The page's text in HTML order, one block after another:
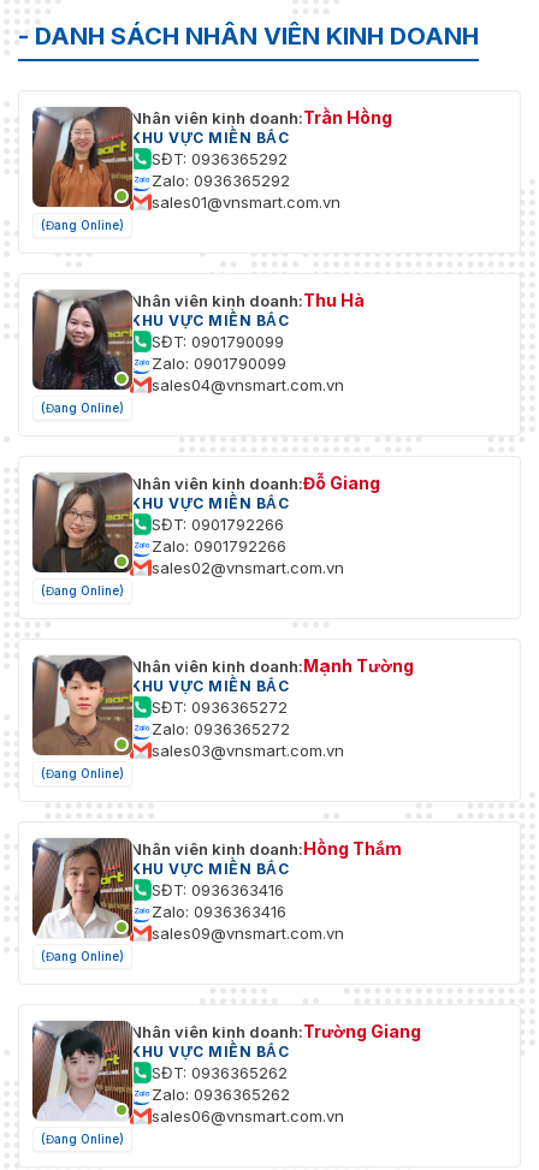
- DANH SÁCH NHÂN VIÊN KINH DOANH
(Đang Online)
Nhân viên kinh doanh:Trần Hồng
KHU VỰC MIỀN BẮC
SĐT: 0936365292
Zalo: 0936365292
sales01@vnsmart.com.vn
(Đang Online)
Nhân viên kinh doanh:Thu Hà
KHU VỰC MIỀN BẮC
SĐT: 0901790099
Zalo: 0901790099
sales04@vnsmart.com.vn
(Đang Online)
Nhân viên kinh doanh:Đỗ Giang
KHU VỰC MIỀN BẮC
SĐT: 0901792266
Zalo: 0901792266
sales02@vnsmart.com.vn
(Đang Online)
Nhân viên kinh doanh:Mạnh Tường
KHU VỰC MIỀN BẮC
SĐT: 0936365272
Zalo: 0936365272
sales03@vnsmart.com.vn
(Đang Online)
Nhân viên kinh doanh:Hồng Thắm
KHU VỰC MIỀN BẮC
SĐT: 0936363416
Zalo: 0936363416
sales09@vnsmart.com.vn
(Đang Online)
Nhân viên kinh doanh:Trường Giang
KHU VỰC MIỀN BẮC
SĐT: 0936365262
Zalo: 0936365262
sales06@vnsmart.com.vn